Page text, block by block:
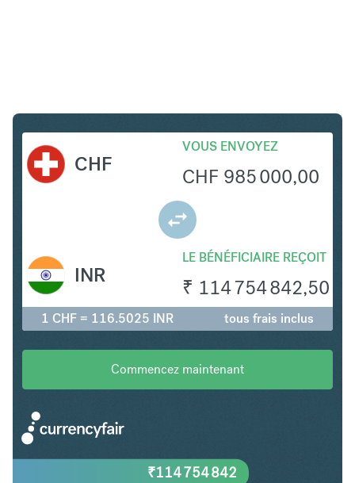
CHF
VOUS ENVOYEZ
CHF 985 000,00
LE BÉNÉFICIAIRE REÇOIT
₹ 114 754 842,50
INR
1 CHF = 116.5025 INR tous frais inclus
Commencez maintenant
₹114 754 842